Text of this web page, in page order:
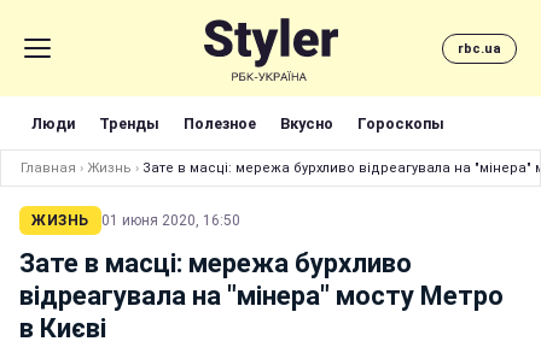
rbc.ua
Люди Тренды Полезное Вкусно Гороскопы
Главная › Жизнь › Зате в масці: мережа бурхливо відреагувала на "мінера"
ЖИЗНЬ 01 июня 2020, 16:50
Зате в масці: мережа бурхливо
відреагувала на "мінера" мосту Метро
в Києві